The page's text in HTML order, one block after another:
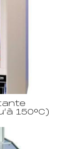
150°C)